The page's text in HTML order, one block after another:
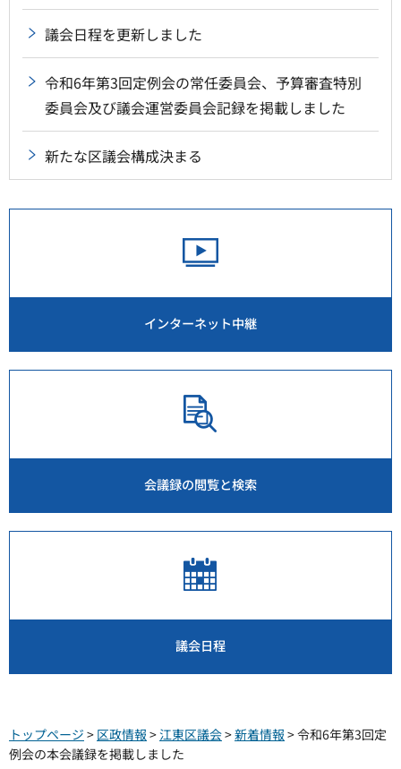
議会日程を更新しました
令和6年第3回定例会の常任委員会、予算審査特別
委員会及び議会運営委員会記録を掲載しました
新たな区議会構成決まる
インターネット中継
会議録の閲覧と検索
議会日程
トップページ > 区政情報 >江東区議会>新着情報 > 令和6年第3回定
例会の本会議録を掲載しました